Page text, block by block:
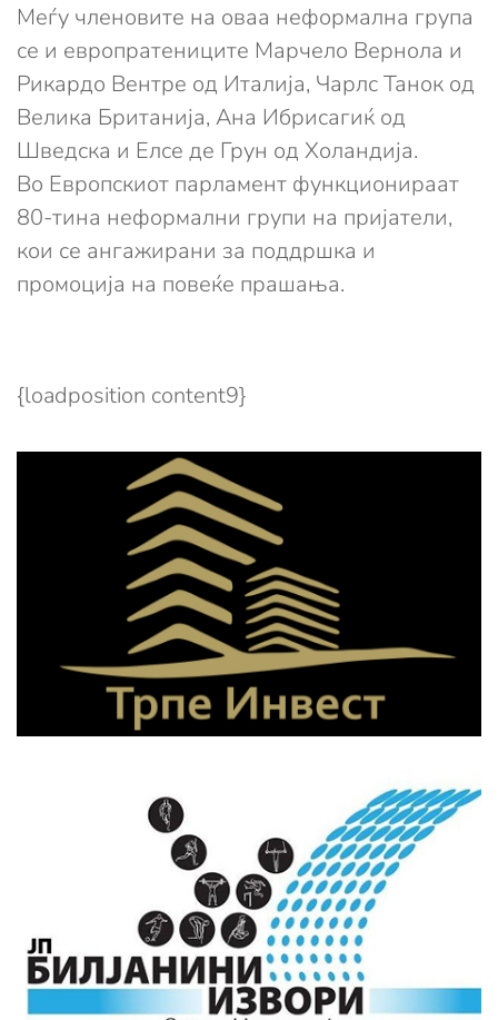
Меѓу членовите на оваа неформална група
се и европратениците Марчело Вернола и
Рикардо Вентре од Италија, Чарлс Танок од
Велика Британија, Ана Ибрисагиќ од
Шведска и Елсе де Грун од Холандија.
Во Европскиот парламент функционираат
80-тина неформални групи на пријатели,
кои се ангажирани за поддршка и
промоција на повеќе прашања.
{loadposition content9}